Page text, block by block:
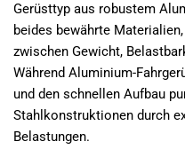
Gerüsttyp aus robustem
beides bewährte
zwischen Gewicht,
Während Aluminium-
und den schnellen Aufbau
Stahlkonstruktionen durch
Belastungen.